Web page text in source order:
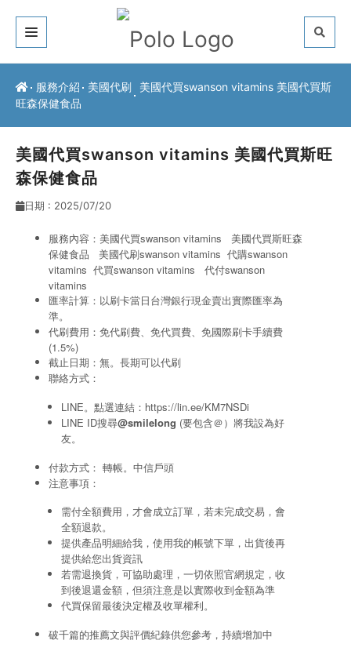
關於我們
服務介紹
常見問題
聯絡方式
服務介紹 美國代刷
美國代買swanson vitamins 美國代買斯
旺森保健食品
美國代買swanson vitamins 美國代買斯旺
森保健食品
日期 : 2025/07/20
服務內容：美國代買swanson vitamins 美國代買斯旺森
保健食品 美國代刷swanson vitamins 代購swanson
vitamins 代買swanson vitamins
代付swanson
vitamins
匯率計算：以刷卡當日台灣銀行現金賣出實際匯率為
準。
代刷費用：免代刷費、免代買費、免國際刷卡手續費
(1.5%)
截止日期：無。長期可以代刷
聯絡方式：
LINE。點選連結： https://lin.ee/KM7NSDi
LINE ID搜尋@smilelong (要包含＠）將我設為好
友。
付款方式： 轉帳。中信戶頭
注意事項：
需付全額費用，才會成立訂單，若未完成交易，會
全額退款。
提供產品明細給我，使用我的帳號下單，出貨後再
提供給您出貨資訊
若需退換貨，可協助處理，一切依照官網規定，收
到後退還金額，但須注意是以實際收到金額為準
代買保留最後決定權及收單權利。
破千篇的推薦文與評價紀錄供您參考，持續增加中